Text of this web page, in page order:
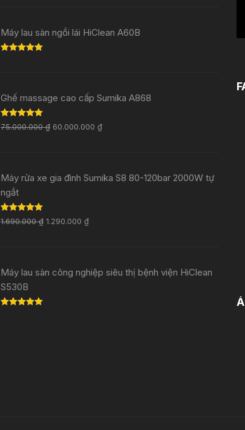
Máy lau sàn ngồi lái HiClean A60B
Ghế massage cao cấp Sumika A868
Rated5.00
out of 5
75.000.000₫ 60.000.000 ₫
Máy rửa xe gia đình Sumika S8 80-120bar 2000W tự
ngắt
Rated 5.00
out of 5
1.690.000₫ 1.290.000 ₫
Máy lau sàn công nghiệp siêu thị bệnh viện HiClean
S530B